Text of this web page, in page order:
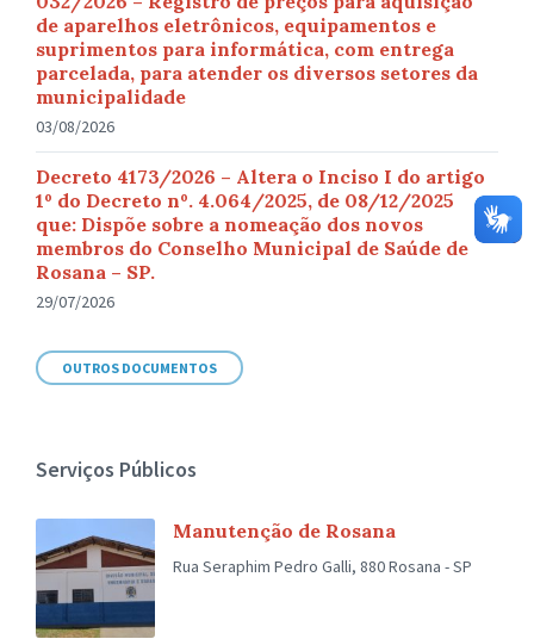
de aparelhos eletrônicos, equipamentos e
suprimentos para informática, com entrega
parcelada, para atender os diversos setores da
municipalidade
03/08/2026
Decreto 4173/2026 – Altera o Inciso I do artigo
1º do Decreto nº. 4.064/2025, de 08/12/2025
que: Dispõe sobre a nomeação dos novos
membros do Conselho Municipal de Saúde de
Rosana – SP.
29/07/2026
OUTROS DOCUMENTOS
Serviços Públicos
Manutenção de Rosana
Rua Seraphim Pedro Galli, 880 Rosana - SP